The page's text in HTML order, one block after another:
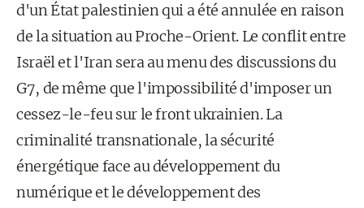
d'un État palestinien qui a été annulée en raison
de la situation au Proche-Orient. Le conflit entre
Israël et l'Iran sera au menu des discussions du
G7, de même que l'impossibilité d'imposer un
cessez-le-feu sur le front ukrainien. La
criminalité transnationale, la sécurité
énergétique face au développement du
numérique et le développement des